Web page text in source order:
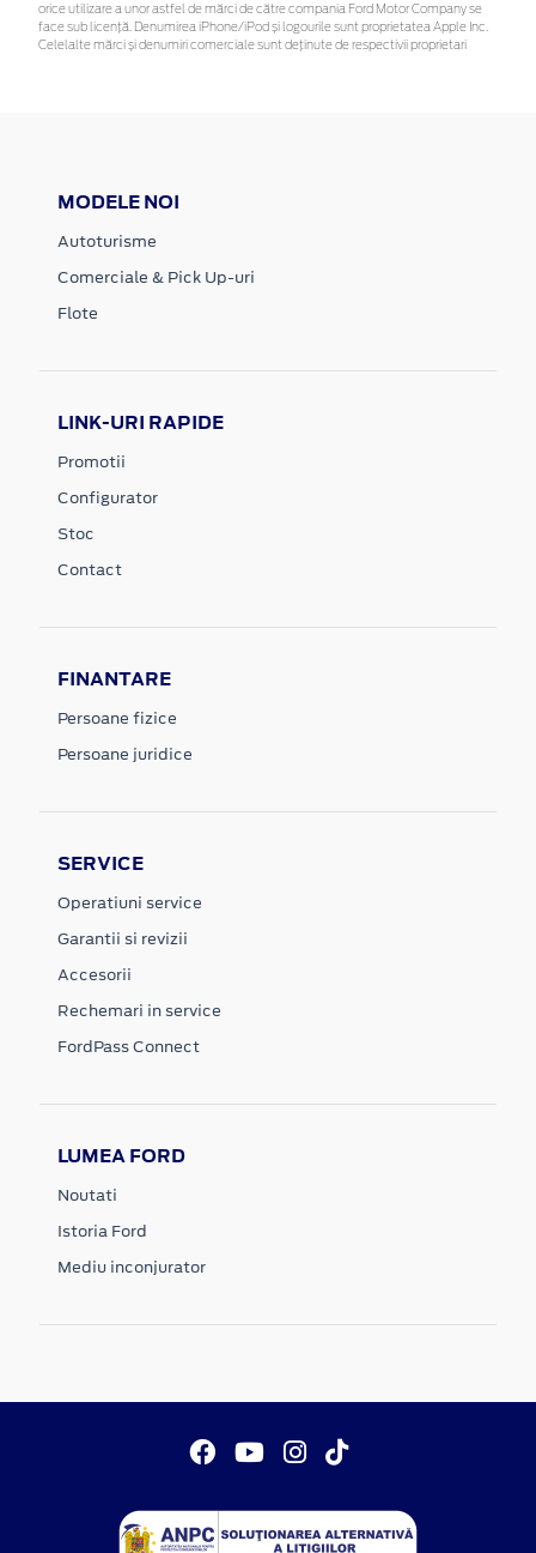
orice utilizare a unor astfel de mărci de către compania Ford Motor Company se
face sub licență. Denumirea iPhone/iPod și logourile sunt proprietatea Apple Inc.
Celelalte mărci și denumiri comerciale sunt deținute de respectivii proprietari
MODELE NOI
Autoturisme
Comerciale & Pick Up-uri
Flote
LINK-URI RAPIDE
Promotii
Configurator
Stoc
Contact
FINANTARE
Persoane fizice
Persoane juridice
SERVICE
Operatiuni service
Garantii si revizii
Accesorii
Rechemari in service
FordPass Connect
LUMEA FORD
Noutati
Istoria Ford
Mediu inconjurator